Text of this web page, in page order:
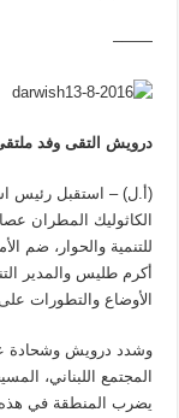
——–
درويش التقى وفد ملتقى
(أ.ل) – استقبل رئيس
الكاثوليك المطران
للتنمية والحوار، ضم
أكرم طليس والمدير
الأوضاع والتطورات على
وشدد درويش وشحادة
المجتمع اللبناني،
يضرب المنطقة في هذه